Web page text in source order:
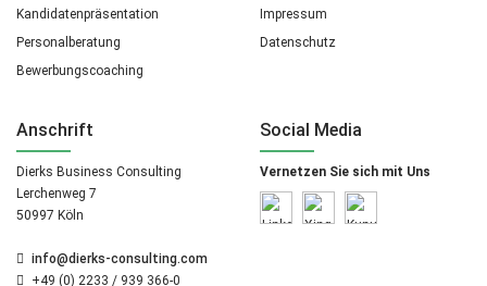
Kandidatenpräsentation
Personalberatung
Bewerbungscoaching
Impressum
Datenschutz
Anschrift
Dierks Business Consulting
Lerchenweg 7
50997 Köln
info@dierks-consulting.com
+49 (0) 2233 / 939 366-0
Social Media
Vernetzen Sie sich mit Uns